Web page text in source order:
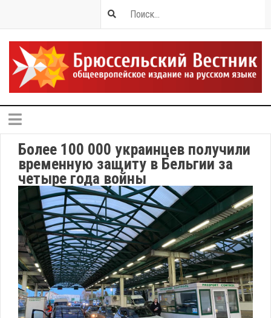
Более 100 000 украинцев получили
временную защиту в Бельгии за
четыре года войны